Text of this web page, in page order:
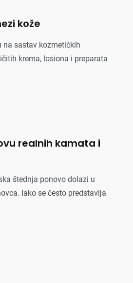
kože
na sastav kozmetičkih
krema, losiona i preparata
realnih kamata i
štednja ponovo dolazi u
Iako se često predstavlja
Moda